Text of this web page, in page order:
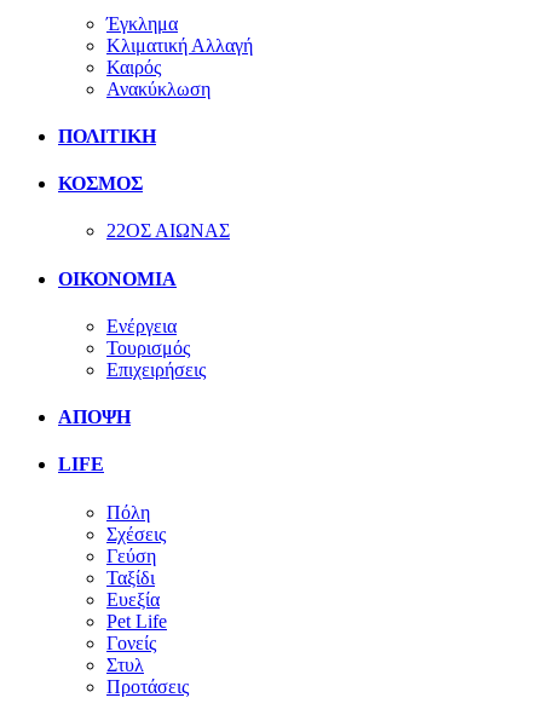
Έγκλημα
Κλιματική Αλλαγή
Καιρός
Ανακύκλωση
ΠΟΛΙΤΙΚΗ
ΚΟΣΜΟΣ
22ΟΣ ΑΙΩΝΑΣ
ΟΙΚΟΝΟΜΙΑ
Ενέργεια
Τουρισμός
Επιχειρήσεις
ΑΠΟΨΗ
LIFE
Πόλη
Σχέσεις
Γεύση
Ταξίδι
Ευεξία
Pet Life
Γονείς
Στυλ
Προτάσεις